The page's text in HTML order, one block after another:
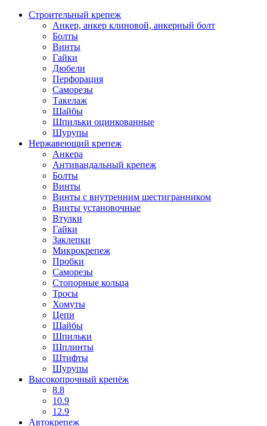
Строительный крепеж
Анкер, анкер клиновой, анкерный болт
Болты
Винты
Гайки
Дюбели
Перфорация
Саморезы
Такелаж
Шайбы
Шпильки оцинкованные
Шурупы
Нержавеющий крепеж
Анкера
Антивандальный крепеж
Болты
Винты
Винты с внутренним шестигранником
Винты установочные
Втулки
Гайки
Заклепки
Микрокрепеж
Пробки
Саморезы
Стопорные кольца
Тросы
Хомуты
Цепи
Шайбы
Шпильки
Шплинты
Штифты
Шурупы
Высокопрочный крепёж
8.8
10.9
12.9
Автокрепеж